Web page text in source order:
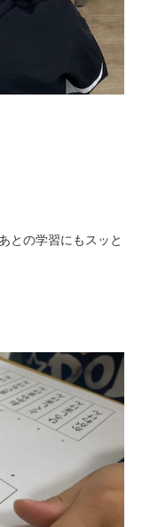
との学習にもスッと